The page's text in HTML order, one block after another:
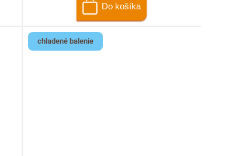
Do košíka
chladené balenie